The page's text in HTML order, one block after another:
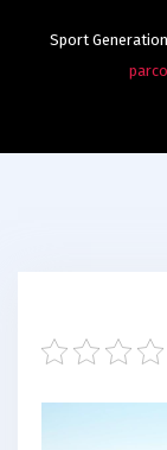
Sport Generation